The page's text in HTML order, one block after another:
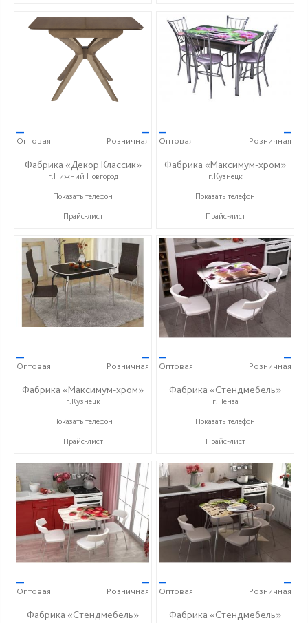
—
Оптовая
—
Розничная
Фабрика «Декор Классик»
г.Нижний Новгород
+7 (831) 614-39-98
Показать телефон
Прайс-лист
—
Оптовая
—
Розничная
Фабрика «Максимум-хром»
г.Кузнецк
+7 (927) 369-99-90
Показать телефон
Прайс-лист
—
Оптовая
—
Розничная
Фабрика «Максимум-хром»
г.Кузнецк
+7 (927) 369-99-90
Показать телефон
Прайс-лист
—
Оптовая
—
Розничная
Фабрика «Стендмебель»
г.Пенза
+7 (8412) 99-02-52
Показать телефон
Прайс-лист
—
Оптовая
—
Розничная
Фабрика «Стендмебель»
—
Оптовая
—
Розничная
Фабрика «Стендмебель»